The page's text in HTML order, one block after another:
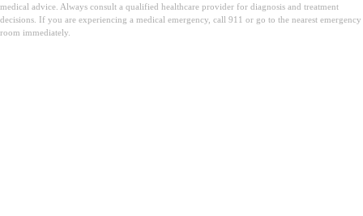
medical advice. Always consult a qualified healthcare provider for diagnosis and treatment
decisions. If you are experiencing a medical emergency, call 911 or go to the nearest emergency
room immediately.